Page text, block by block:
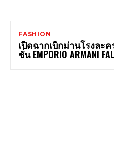
FASHION
เปิดฉากเบิกม่านโรงละ
ชั่น EMPORIO ARMANI